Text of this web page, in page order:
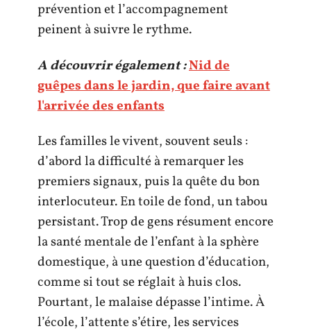
prévention et l’accompagnement
peinent à suivre le rythme.
A découvrir également :Nid de
guêpes dans le jardin, que faire avant
l'arrivée des enfants
Les familles le vivent, souvent seuls :
d’abord la difficulté à remarquer les
premiers signaux, puis la quête du bon
interlocuteur. En toile de fond, un tabou
persistant. Trop de gens résument encore
la santé mentale de l’enfant à la sphère
domestique, à une question d’éducation,
comme si tout se réglait à huis clos.
Pourtant, le malaise dépasse l’intime. À
l’école, l’attente s’étire, les services